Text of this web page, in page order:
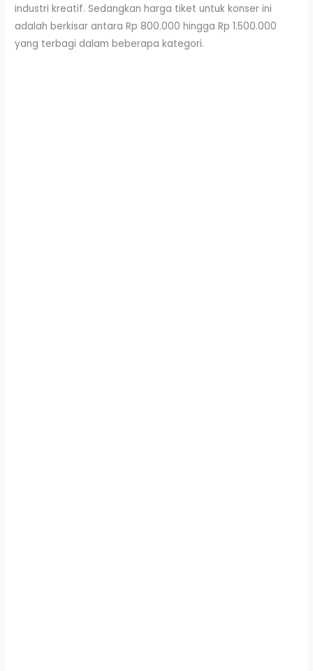
industri kreatif. Sedangkan harga tiket untuk konser ini
adalah berkisar antara Rp 800.000 hingga Rp 1.500.000
yang terbagi dalam beberapa kategori.